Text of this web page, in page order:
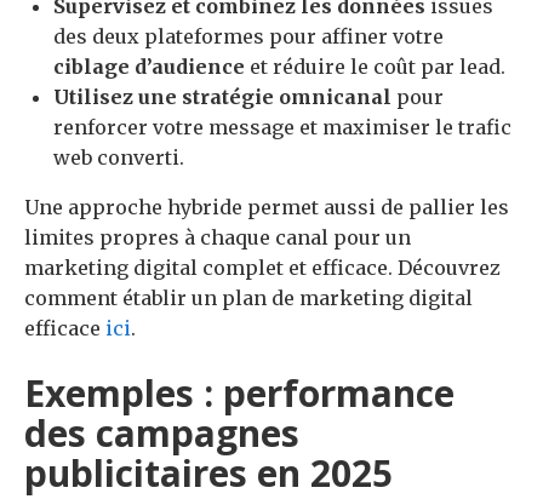
Supervisez et combinez les données issues
des deux plateformes pour affiner votre
ciblage d’audience et réduire le coût par lead.
Utilisez une stratégie omnicanal pour
renforcer votre message et maximiser le trafic
web converti.
Une approche hybride permet aussi de pallier les
limites propres à chaque canal pour un
marketing digital complet et efficace. Découvrez
comment établir un plan de marketing digital
efficace ici.
Exemples : performance
des campagnes
publicitaires en 2025